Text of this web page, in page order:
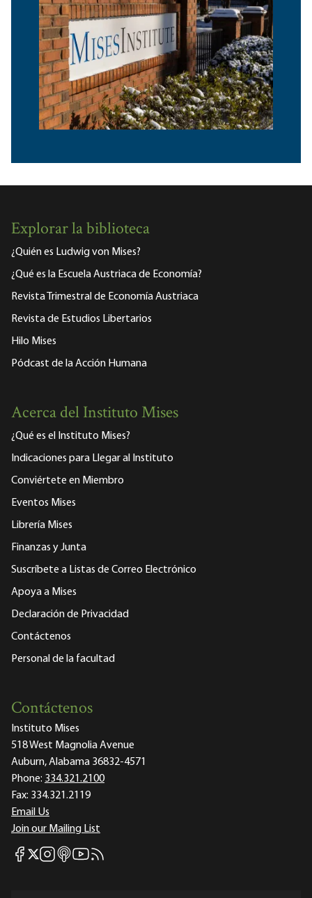
Explorar la biblioteca
¿Quién es Ludwig von Mises?
¿Qué es la Escuela Austriaca de Economía?
Revista Trimestral de Economía Austriaca
Revista de Estudios Libertarios
Hilo Mises
Pódcast de la Acción Humana
Acerca del Instituto Mises
¿Qué es el Instituto Mises?
Indicaciones para Llegar al Instituto
Conviértete en Miembro
Eventos Mises
Librería Mises
Finanzas y Junta
Suscríbete a Listas de Correo Electrónico
Apoya a Mises
Declaración de Privacidad
Contáctenos
Personal de la facultad
Contáctenos
Instituto Mises
518 West Magnolia Avenue
Auburn, Alabama 36832-4571
Phone: 334.321.2100
Fax: 334.321.2119
Email Us
Join our Mailing List
Mises Facebook
Mises X
Mises Instagram
Mises itunes
Mises Youtube
Mises RSS feed